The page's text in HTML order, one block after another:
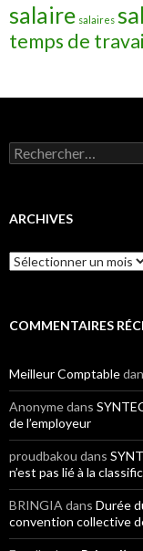
salaire salaires
temps de
Rechercher :
ARCHIVES
Archives
COMMENTAIRES
Meilleur Comptable
Anonymedans
de l’employeur
proudbakou dans
n’est pas lié à la
BRINGIA dans Durée
convention collective